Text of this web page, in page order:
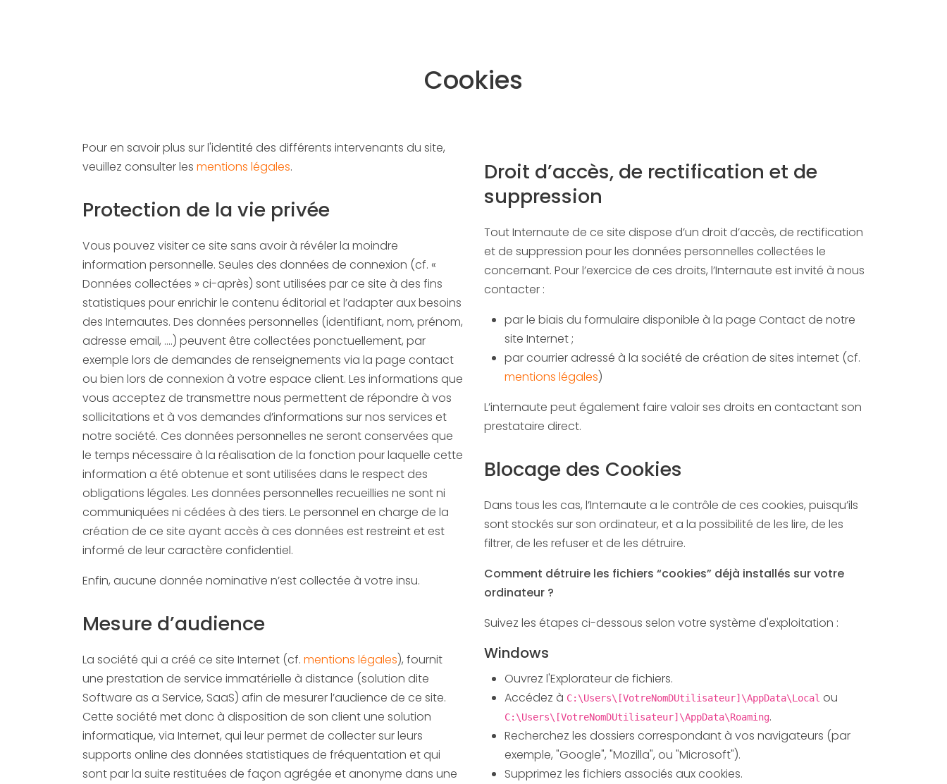
Cookies
Pour en savoir plus sur l'identité des différents intervenants du site,
veuillez consulter les mentions légales.
Protection de la vie privée
Vous pouvez visiter ce site sans avoir à révéler la moindre
information personnelle. Seules des données de connexion (cf. «
Données collectées » ci-après) sont utilisées par ce site à des fins
statistiques pour enrichir le contenu éditorial et l’adapter aux besoins
des Internautes. Des données personnelles (identifiant, nom, prénom,
adresse email, ….) peuvent être collectées ponctuellement, par
exemple lors de demandes de renseignements via la page contact
ou bien lors de connexion à votre espace client. Les informations que
vous acceptez de transmettre nous permettent de répondre à vos
sollicitations et à vos demandes d’informations sur nos services et
notre société. Ces données personnelles ne seront conservées que
le temps nécessaire à la réalisation de la fonction pour laquelle cette
information a été obtenue et sont utilisées dans le respect des
obligations légales. Les données personnelles recueillies ne sont ni
communiquées ni cédées à des tiers. Le personnel en charge de la
création de ce site ayant accès à ces données est restreint et est
informé de leur caractère confidentiel.
Enfin, aucune donnée nominative n’est collectée à votre insu.
Mesure d’audience
La société qui a créé ce site Internet (cf. mentions légales), fournit
une prestation de service immatérielle à distance (solution dite
Software as a Service, SaaS) afin de mesurer l’audience de ce site.
Cette société met donc à disposition de son client une solution
informatique, via Internet, qui leur permet de collecter sur leurs
supports online des données statistiques de fréquentation et qui
sont par la suite restituées de façon agrégée et anonyme dans une
Droit d’accès, de rectification et de
suppression
Tout Internaute de ce site dispose d’un droit d’accès, de rectification
et de suppression pour les données personnelles collectées le
concernant. Pour l’exercice de ces droits, l’Internaute est invité à nous
contacter :
par le biais du formulaire disponible à la page Contact de notre
site Internet ;
par courrier adressé à la société de création de sites internet (cf.
mentions légales)
L’internaute peut également faire valoir ses droits en contactant son
prestataire direct.
Blocage des Cookies
Dans tous les cas, l’Internaute a le contrôle de ces cookies, puisqu’ils
sont stockés sur son ordinateur, et a la possibilité de les lire, de les
filtrer, de les refuser et de les détruire.
Comment détruire les fichiers “cookies” déjà installés sur votre
ordinateur ?
Suivez les étapes ci-dessous selon votre système d'exploitation :
Windows
Ouvrez l'Explorateur de fichiers.
Accédez à C:\Users\[VotreNomDUtilisateur]\AppData\Local ou
C:\Users\[VotreNomDUtilisateur]\AppData\Roaming.
Recherchez les dossiers correspondant à vos navigateurs (par
exemple, "Google", "Mozilla", ou "Microsoft").
Supprimez les fichiers associés aux cookies.